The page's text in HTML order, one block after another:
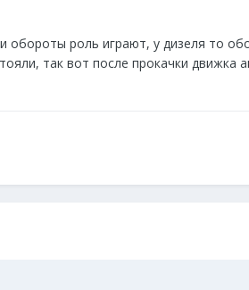
обороты роль играют, у дизеля то
так вот после прокачки движка